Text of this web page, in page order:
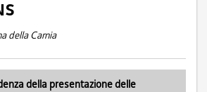
della Carnia
della presentazione delle